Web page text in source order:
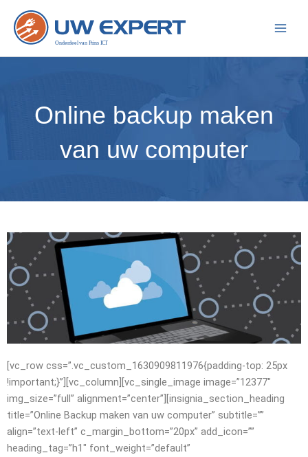
naar
inhoud
Online backup maken
van uw computer
[vc_row css=”.vc_custom_1630909811976{padding-top: 25px
!important;}”][vc_column][vc_single_image image=”12377″
img_size=”full” alignment=”center”][insignia_section_heading
title=”Online Backup maken van uw computer” subtitle=””
align=”text-left” c_margin_bottom=”20px” add_icon=””
heading_tag=”h1″ font_weight=”default”